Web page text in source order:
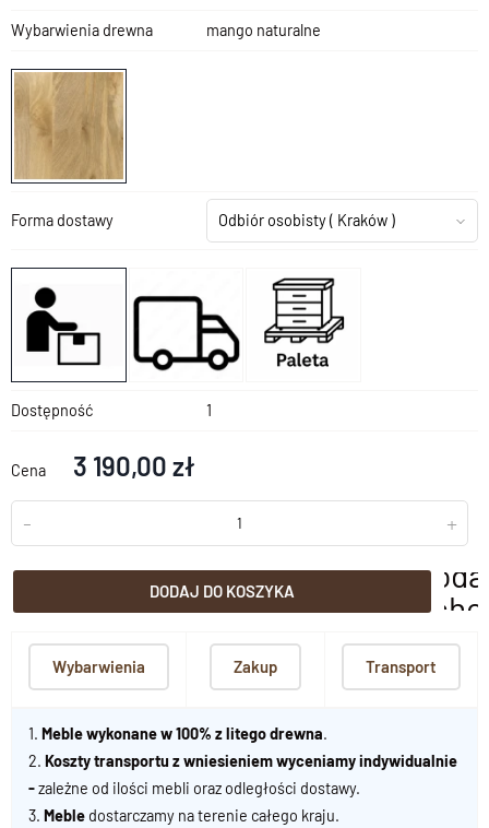
Wybarwienia drewna mango naturalne
Forma dostawy Odbiór osobisty( Kraków )
Dostępność 1
Cena 3 190,00 zł
- +
DODAJ DO KOSZYKA
Wybarwienia Zakup Transport
1. Meble wykonane w 100% z litego drewna.
2. Koszty transportu z wniesieniem wyceniamy indywidualnie
-zależne od ilości mebli oraz odległości dostawy.
3. Meble dostarczamy na terenie całego kraju.